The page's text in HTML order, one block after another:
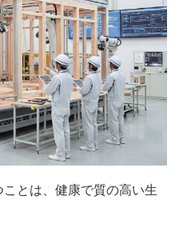
とは、健康で質の高い生